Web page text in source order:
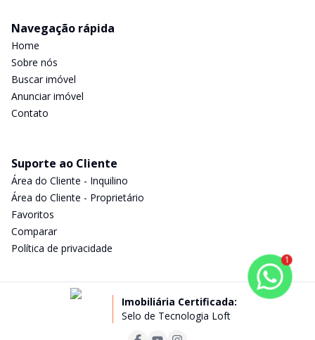
Navegação rápida
Home
Sobre nós
Buscar imóvel
Anunciar imóvel
Contato
Suporte ao Cliente
Área do Cliente - Inquilino
Área do Cliente - Proprietário
Favoritos
Comparar
Política de privacidade
Imobiliária Certificada:
Selo de Tecnologia Loft
1